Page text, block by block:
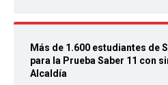
Más de 1.600 estudiantes de
para la Prueba Saber 11 con
Alcaldía